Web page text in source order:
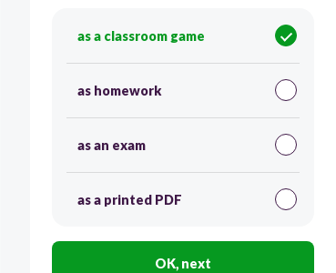
ما هي إحدى صور العطاء المذكورة في النص؟
30
العمل التطوعي.
as a classroom game
as homework
as an exam
as a printed PDF
OK, next